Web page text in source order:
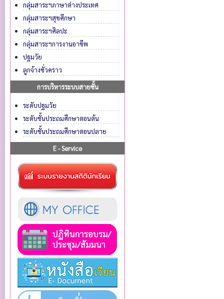
กลุ่มสาระฯภาษาต่างประเทศ
กลุ่มสาระฯสุขศึกษา
กลุ่มสาระฯศิลปะ
กลุ่มสาระฯการงานอาชีพ
ปฐมวัย
ลูกจ้างชั่วคราว
การบริหารระบบสายชั้น
ระดับปฐมวัย
ระดับชั้นประถมศึกษาตอนต้น
ระดับชั้นประถมศึกษาตอนปลาย
E - Service